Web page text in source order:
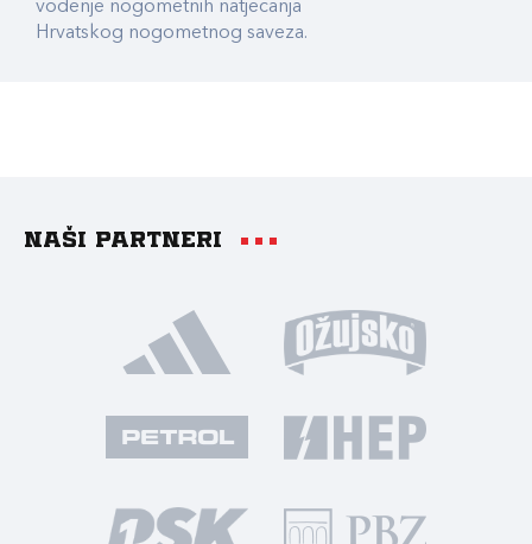
vođenje nogometnih natjecanja
Hrvatskog nogometnog saveza.
Naši partneri